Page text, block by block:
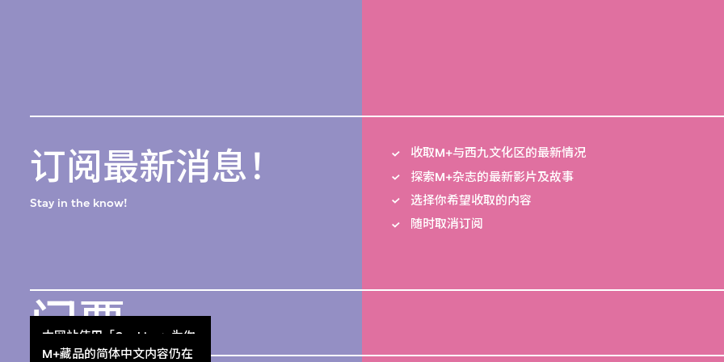
本网站使用「Cookies」为你
提供最好的网站体验。
M+藏品的简体中文内容仍在
订阅最新消息！
Stay in the know!
收取M+与西九文化区的最新情况
探索M+杂志的最新影片及故事
选择你希望收取的内容
随时取消订阅
门票 Get Tickets